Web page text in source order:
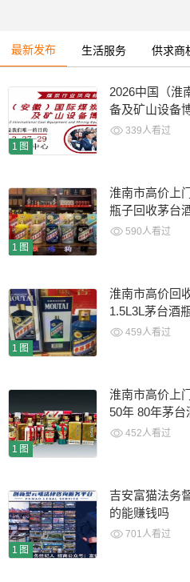
最新发布 生活服务 供求商
1图
2026中国（淮
备及矿山设备
339人看过
1图
淮南市高价上
瓶子回收茅台
品冬虫夏草
590人看过
1图
淮南市高价回
1.5L3L茅台酒
话 459人看过
1图
淮南市高价上
50年 80年茅台
452人看过
1图
吉安富猫法务
的能赚钱吗
701人看过